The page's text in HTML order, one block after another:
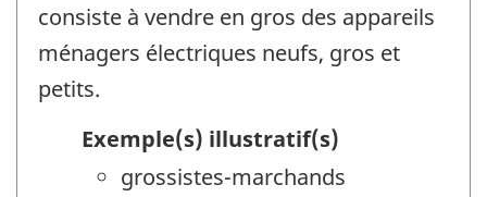
consiste à vendre en gros des appareils
ménagers électriques neufs, gros et
petits.
Exemple(s) illustratif(s)
grossistes-marchands